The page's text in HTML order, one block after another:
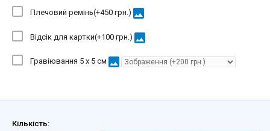
Плечовий ремінь(+450 грн.) image
Відсік для картки(+100 грн.) image
Гравіювання 5 х 5 см image
Кількість: